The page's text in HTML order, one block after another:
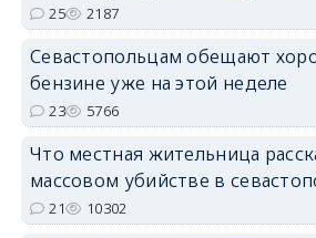
25 2187
Севастопольцам обещают
бензине уже на этой неделе
23 5766
Что местная жительница
массовом убийстве в
21 10302